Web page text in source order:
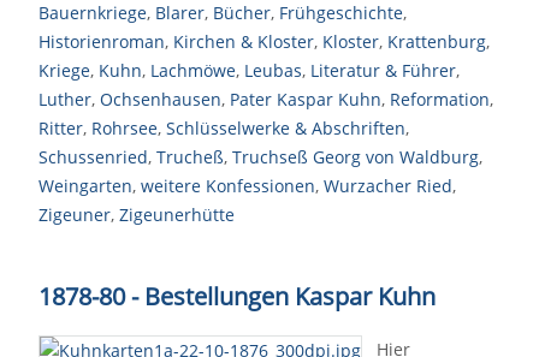
Bauernkriege, Blarer, Bücher, Frühgeschichte,
Historienroman, Kirchen & Kloster, Kloster, Krattenburg,
Kriege, Kuhn, Lachmöwe, Leubas, Literatur & Führer,
Luther, Ochsenhausen, Pater Kaspar Kuhn, Reformation,
Ritter, Rohrsee, Schlüsselwerke & Abschriften,
Schussenried, Trucheß, Truchseß Georg von Waldburg,
Weingarten, weitere Konfessionen, Wurzacher Ried,
Zigeuner, Zigeunerhütte
1878-80 - Bestellungen Kaspar Kuhn
Hier